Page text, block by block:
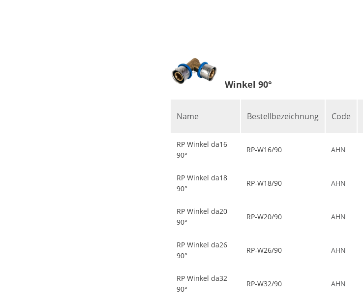
Winkel 90°
Name Bestellbezeichnung Code
RP Winkel da16
90°
RP-W16/90 AHN
RP Winkel da18
90°
RP-W18/90 AHN
RP Winkel da20
90°
RP-W20/90 AHN
RP Winkel da26
90°
RP-W26/90 AHN
RP Winkel da32
90°
RP-W32/90 AHN